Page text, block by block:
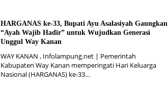
HARGANAS ke-33, Bupati Ayu Asalasiyah Gaungkan
“Ayah Wajib Hadir” untuk Wujudkan Generasi
Unggul Way Kanan
WAY KANAN , Infolampung.net | Pemerintah
Kabupaten Way Kanan memperingati Hari Keluarga
Nasional (HARGANAS) ke-33…